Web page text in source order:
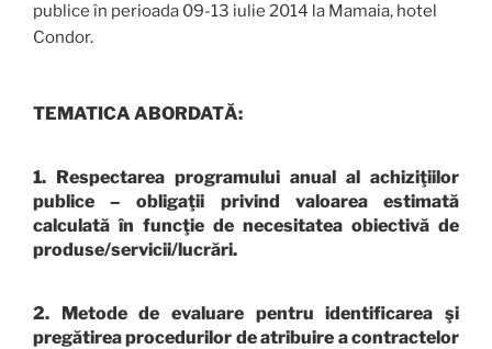
publice în perioada 09-13 iulie 2014 la Mamaia, hotel
Condor.
TEMATICA ABORDATĂ:
1. Respectarea programului anual al achiziţiilor
publice – obligaţii privind valoarea estimată
calculată în funcţie de necesitatea obiectivă de
produse/servicii/lucrări.
2. Metode de evaluare pentru identificarea şi
pregătirea procedurilor de atribuire a contractelor